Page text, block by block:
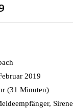
2019
(31 Minuten)
Sirene